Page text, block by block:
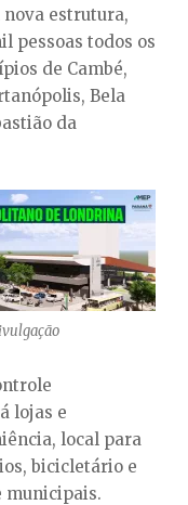
estrutura,
pessoas todos os
de Cambé,
Bela
da
lojas e
local para
bicicletário e
municipais.